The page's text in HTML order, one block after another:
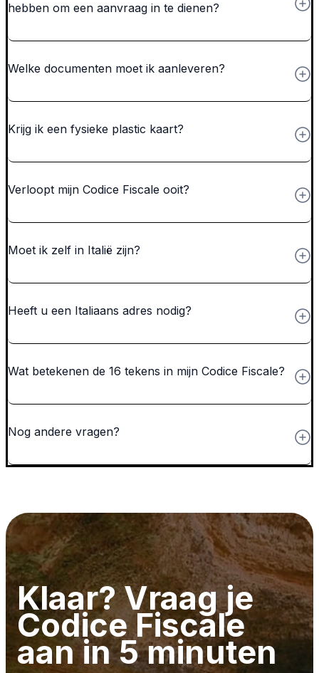
hebben om een aanvraag in te dienen?
Welke documenten moet ik aanleveren?
Krijg ik een fysieke plastic kaart?
Verloopt mijn Codice Fiscale ooit?
Moet ik zelf in Italië zijn?
Heeft u een Italiaans adres nodig?
Wat betekenen de 16 tekens in mijn Codice Fiscale?
Nog andere vragen?
Klaar? Vraag je
Codice Fiscale
aan in 5 minuten